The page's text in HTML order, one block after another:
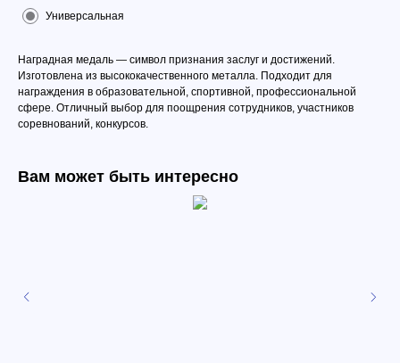
Универсальная
Наградная медаль — символ признания заслуг и достижений.
Изготовлена из высококачественного металла. Подходит для
награждения в образовательной, спортивной, профессиональной
сфере. Отличный выбор для поощрения сотрудников, участников
соревнований, конкурсов.
Вам может быть интересно